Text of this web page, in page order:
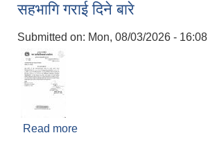
सहभागि गराई दिने बारे
Submitted on: Mon, 08/03/2026 - 16:08
Read more